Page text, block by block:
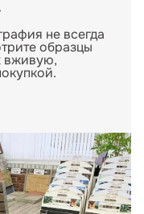
не всегда
образцы
вживую,